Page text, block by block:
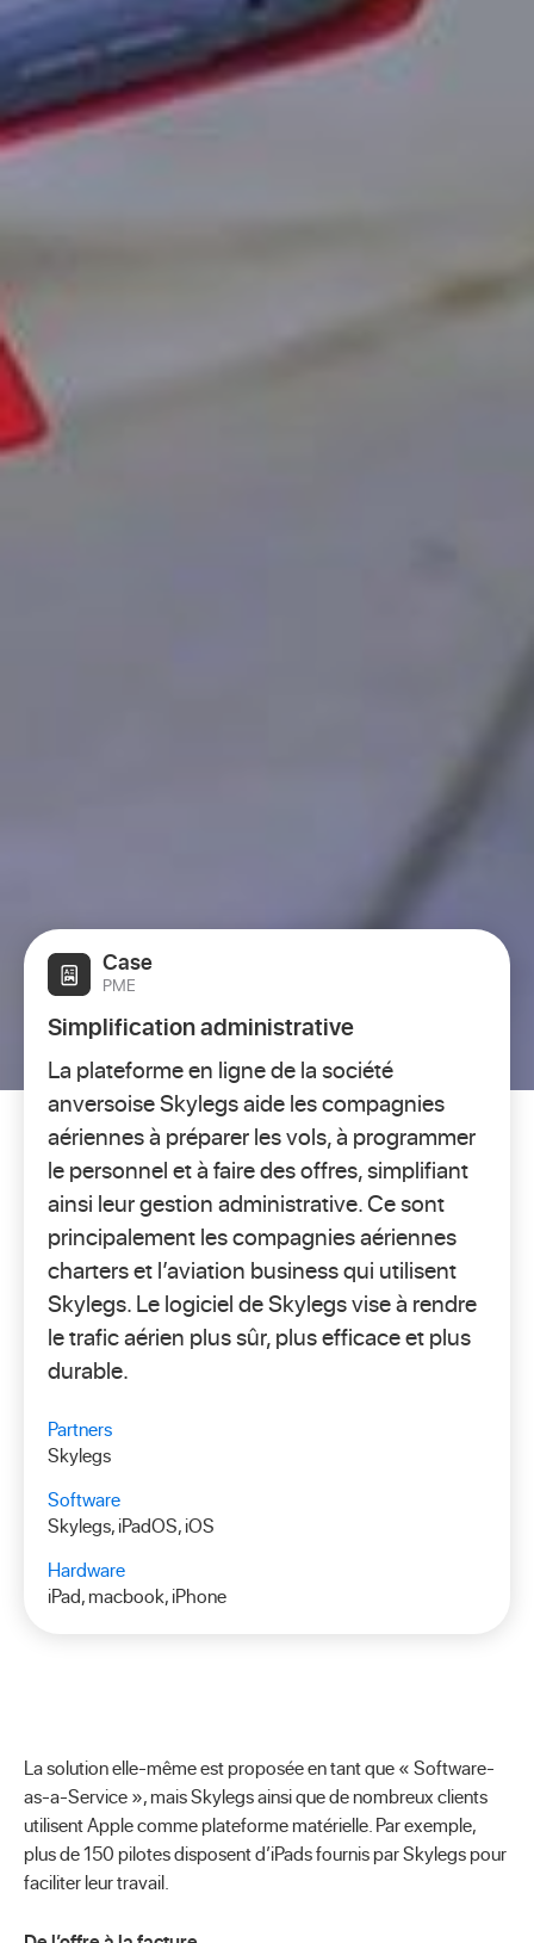
Case
PME
Simplification administrative
La plateforme en ligne de la société
anversoise Skylegs aide les compagnies
aériennes à préparer les vols, à programmer
le personnel et à faire des offres, simplifiant
ainsi leur gestion administrative. Ce sont
principalement les compagnies aériennes
charters et l’aviation business qui utilisent
Skylegs. Le logiciel de Skylegs vise à rendre
le trafic aérien plus sûr, plus efficace et plus
durable.
Partners
Skylegs
Software
Skylegs, iPadOS, iOS
Hardware
iPad, macbook, iPhone
La solution elle-même est proposée en tant que « Software-
as-a-Service », mais Skylegs ainsi que de nombreux clients
utilisent Apple comme plateforme matérielle. Par exemple,
plus de 150 pilotes disposent d’iPads fournis par Skylegs pour
faciliter leur travail.